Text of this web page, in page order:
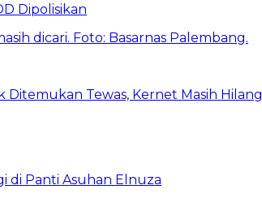
Dipolisikan
Tewas, Kernet Masih Hilang
di Panti Asuhan Elnuza